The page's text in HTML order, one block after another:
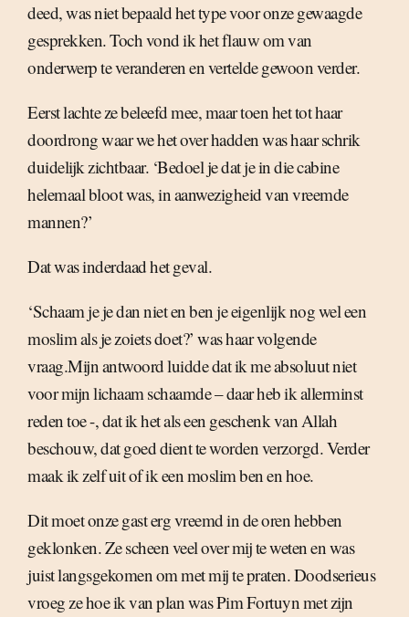
deed, was niet bepaald het type voor onze gewaagde
gesprekken. Toch vond ik het flauw om van
onderwerp te veranderen en vertelde gewoon verder.
Eerst lachte ze beleefd mee, maar toen het tot haar
doordrong waar we het over hadden was haar schrik
duidelijk zichtbaar. ‘Bedoel je dat je in die cabine
helemaal bloot was, in aanwezigheid van vreemde
mannen?’
Dat was inderdaad het geval.
‘Schaam je je dan niet en ben je eigenlijk nog wel een
moslim als je zoiets doet?’ was haar volgende
vraag.Mijn antwoord luidde dat ik me absoluut niet
voor mijn lichaam schaamde – daar heb ik allerminst
reden toe -, dat ik het als een geschenk van Allah
beschouw, dat goed dient te worden verzorgd. Verder
maak ik zelf uit of ik een moslim ben en hoe.
Dit moet onze gast erg vreemd in de oren hebben
geklonken. Ze scheen veel over mij te weten en was
juist langsgekomen om met mij te praten. Doodserieus
vroeg ze hoe ik van plan was Pim Fortuyn met zijn